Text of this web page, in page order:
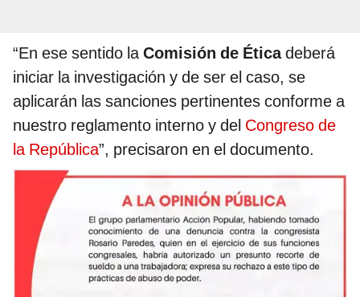
“En ese sentido laComisión de Éticadeberá
iniciar la investigación y de ser el caso, se
aplicarán las sanciones pertinentes conforme a
nuestro reglamento interno y del Congreso de
la República”, precisaron en el documento.